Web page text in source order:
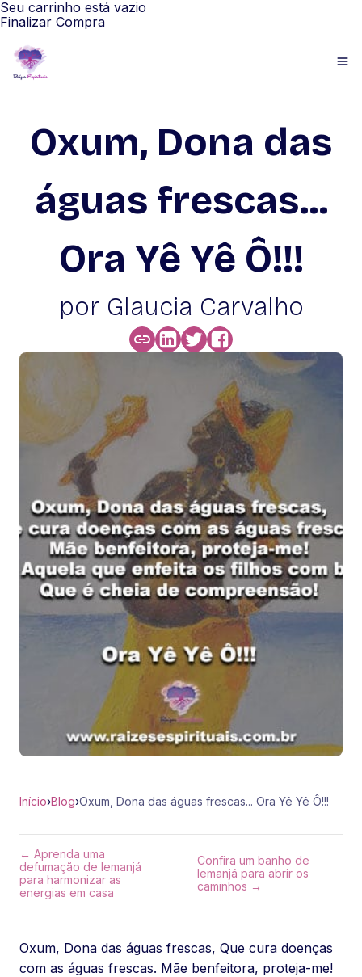
Seu carrinho está vazio
Finalizar Compra
Oxum, Dona das
águas frescas...
Ora Yê Yê Ô!!!
por Glaucia Carvalho
Início›Blog›Oxum, Dona das águas frescas... Ora Yê Yê Ô!!!
← Aprenda uma
defumação de Iemanjá
para harmonizar as
energias em casa
Confira um banho de
Iemanjá para abrir os
caminhos →
Oxum, Dona das águas frescas, Que cura doenças
com as águas frescas. Mãe benfeitora, proteja-me!